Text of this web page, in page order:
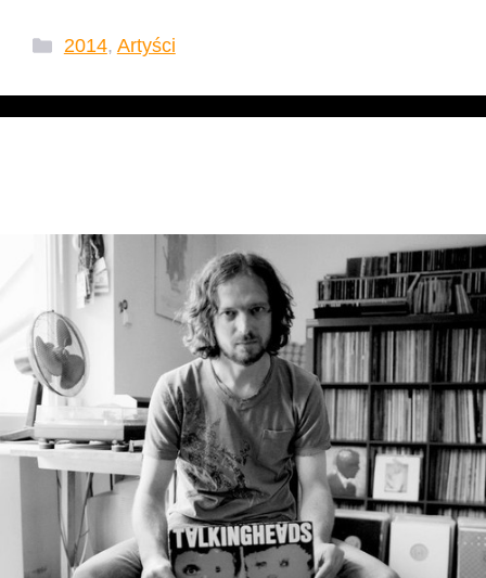
Kategorie
2014, Artyści